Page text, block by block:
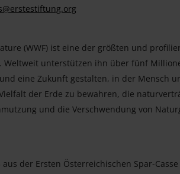
(WWF) ist eine der größten und
Weltweit unterstützen ihn über fünf
eine Zukunft gestalten, in der Mensch
der Erde zu bewahren, die
und die Verschwendung von
aus der Ersten Österreichischen Spar-